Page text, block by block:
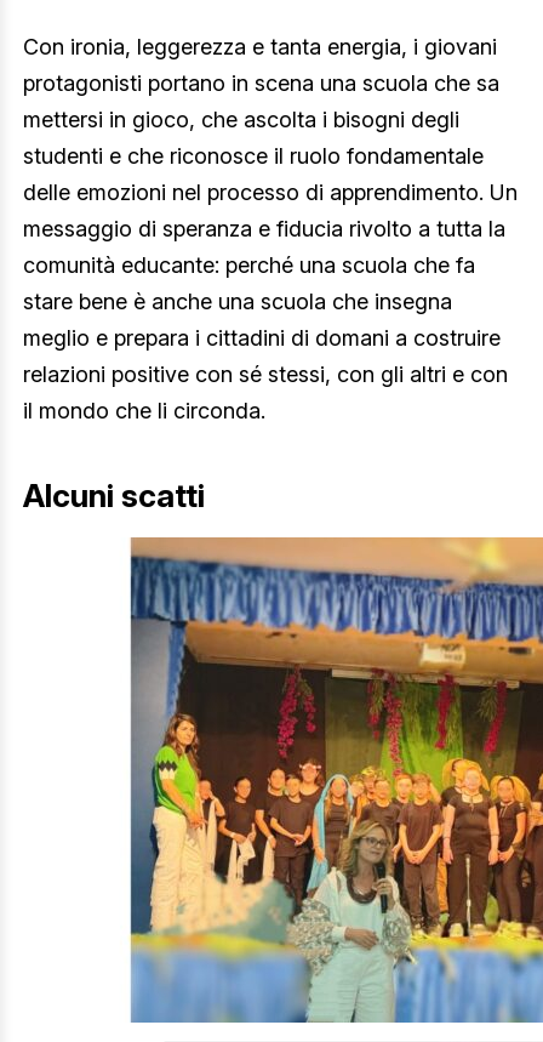
Con ironia, leggerezza e tanta energia, i giovani
protagonisti portano in scena una scuola che sa
mettersi in gioco, che ascolta i bisogni degli
studenti e che riconosce il ruolo fondamentale
delle emozioni nel processo di apprendimento. Un
messaggio di speranza e fiducia rivolto a tutta la
comunità educante: perché una scuola che fa
stare bene è anche una scuola che insegna
meglio e prepara i cittadini di domani a costruire
relazioni positive con sé stessi, con gli altri e con
il mondo che li circonda.
Alcuni scatti